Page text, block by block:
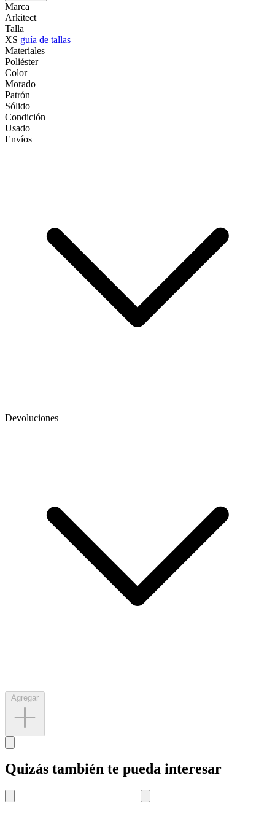
Marca
Arkitect
Talla
XS guía de tallas
Materiales
Poliéster
Color
Morado
Patrón
Sólido
Condición
Usado
Envíos
Devoluciones
Quizás también te pueda interesar